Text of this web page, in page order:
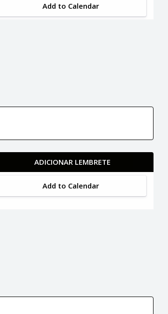
Add to Calendar
ADICIONAR LEMBRETE
Add to Calendar